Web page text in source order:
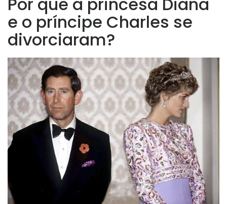
e o príncipe Charles se
divorciaram?